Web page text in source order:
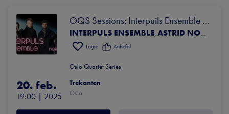
OQS Sessions: Interpuils Ensemble
feat. Astrid Nordstad
INTERPULS ENSEMBLE, ASTRID NORDSTAD
Lagre Anbefal
Oslo Quartet Series
20. feb.
19:00 | 2025
Trekanten
Oslo